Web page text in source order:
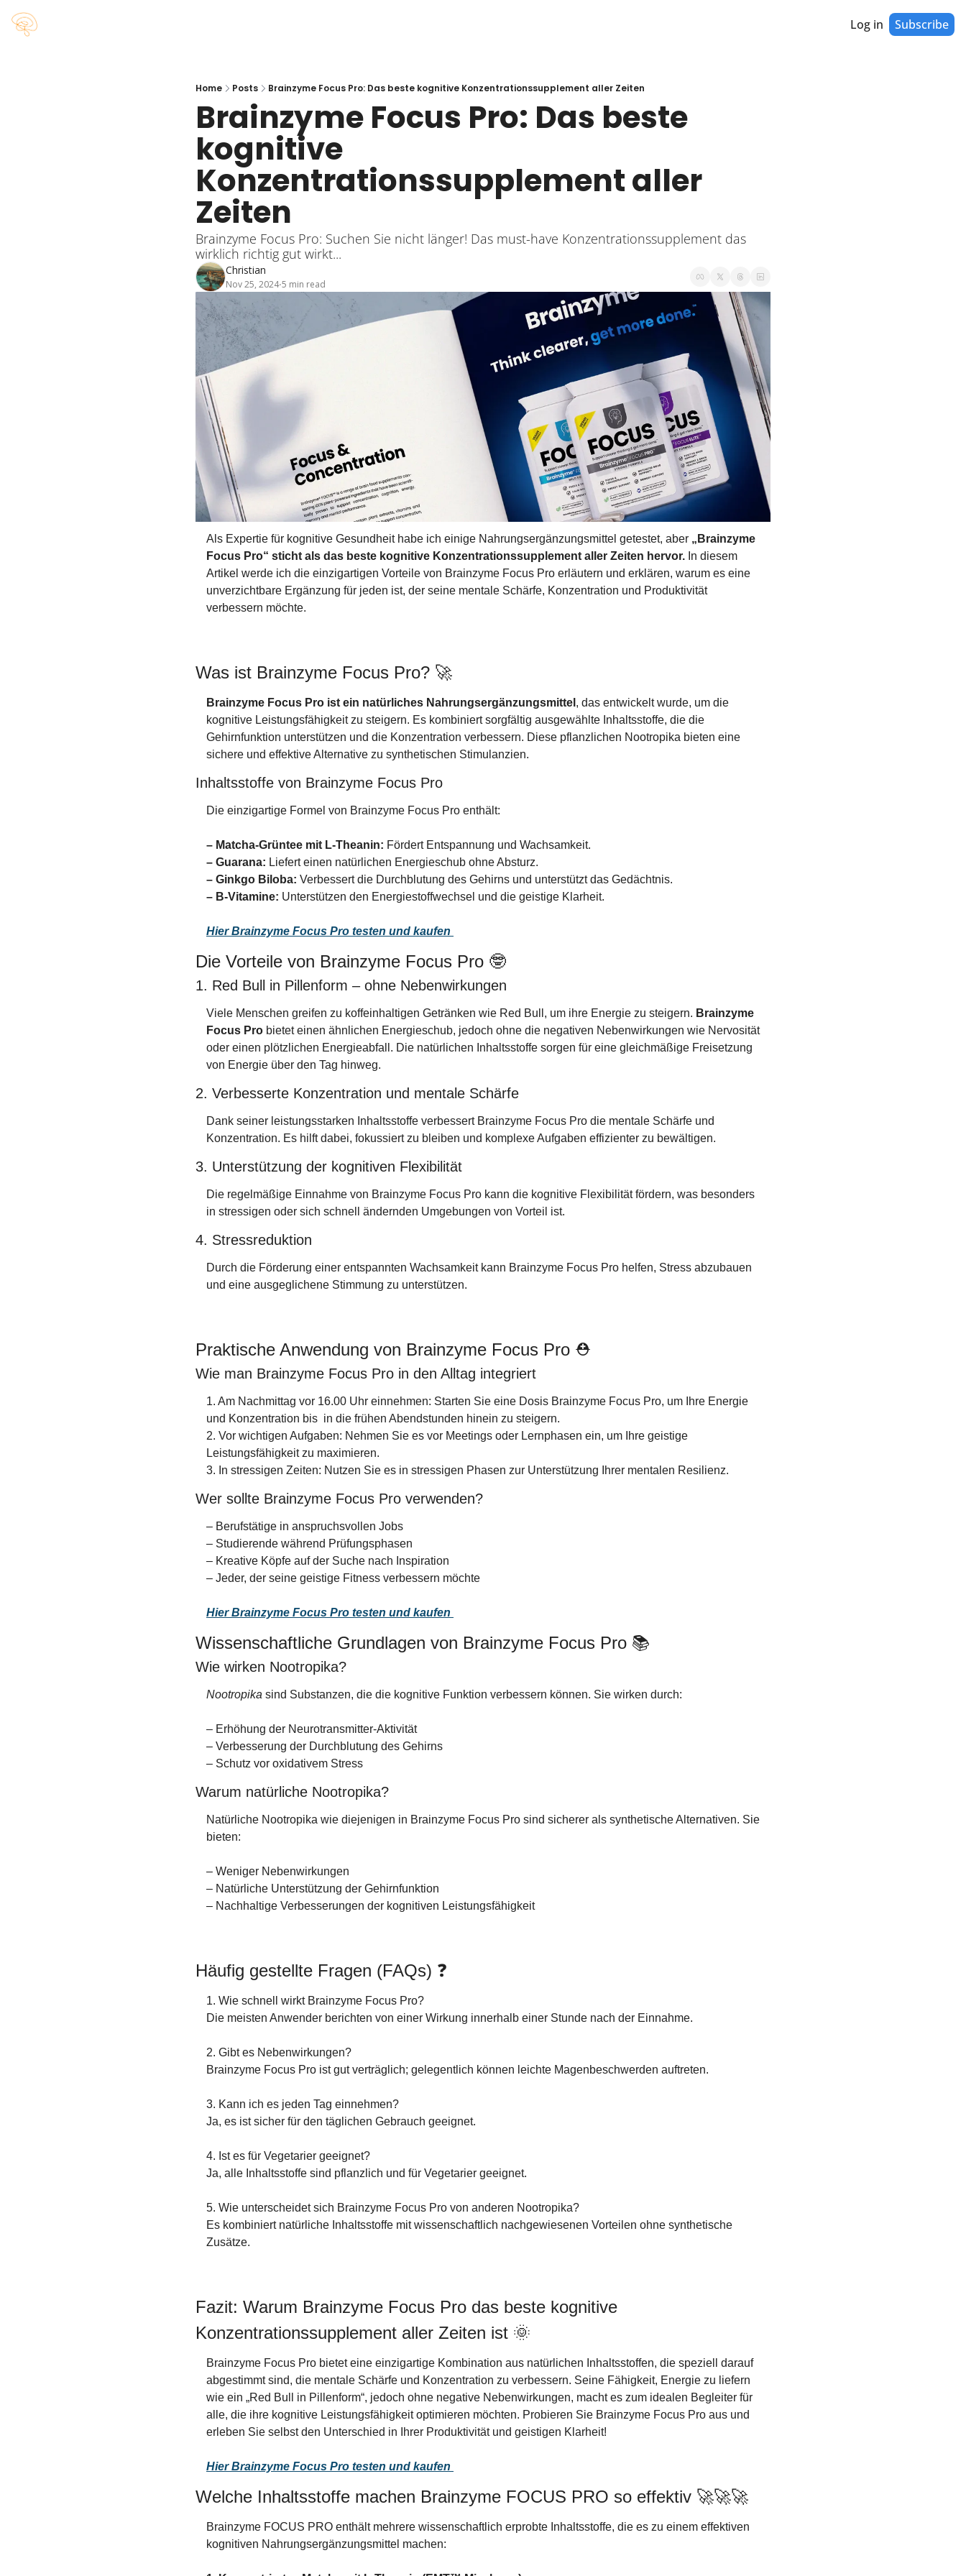
Log in Subscribe
Home Posts Brainzyme Focus Pro: Das beste kognitive Konzentrationssupplement aller Zeiten
Brainzyme Focus Pro: Das beste
kognitive
Konzentrationssupplement aller
Zeiten
Brainzyme Focus Pro: Suchen Sie nicht länger! Das must-have Konzentrationssupplement das
wirklich richtig gut wirkt...
Christian
Nov 25, 2024•5 min read
Als Expertie für kognitive Gesundheit habe ich einige Nahrungsergänzungsmittel getestet, aber „Brainzyme
Focus Pro“ sticht als das beste kognitive Konzentrationssupplement aller Zeiten hervor. In diesem
Artikel werde ich die einzigartigen Vorteile von Brainzyme Focus Pro erläutern und erklären, warum es eine
unverzichtbare Ergänzung für jeden ist, der seine mentale Schärfe, Konzentration und Produktivität
verbessern möchte.
Was ist Brainzyme Focus Pro? 🚀
Brainzyme Focus Pro ist ein natürliches Nahrungsergänzungsmittel , das entwickelt wurde, um die
kognitive Leistungsfähigkeit zu steigern. Es kombiniert sorgfältig ausgewählte Inhaltsstoffe, die die
Gehirnfunktion unterstützen und die Konzentration verbessern. Diese pflanzlichen Nootropika bieten eine
sichere und effektive Alternative zu synthetischen Stimulanzien.
Inhaltsstoffe von Brainzyme Focus Pro
Die einzigartige Formel von Brainzyme Focus Pro enthält:
– Matcha-Grüntee mit L-Theanin: Fördert Entspannung und Wachsamkeit.
– Guarana: Liefert einen natürlichen Energieschub ohne Absturz.
– Ginkgo Biloba: Verbessert die Durchblutung des Gehirns und unterstützt das Gedächtnis.
– B-Vitamine: Unterstützen den Energiestoffwechsel und die geistige Klarheit.
Hier Brainzyme Focus Pro testen und kaufen
Die Vorteile von Brainzyme Focus Pro 🤓
1. Red Bull in Pillenform – ohne Nebenwirkungen
Viele Menschen greifen zu koffeinhaltigen Getränken wie Red Bull, um ihre Energie zu steigern. Brainzyme
Focus Pro bietet einen ähnlichen Energieschub, jedoch ohne die negativen Nebenwirkungen wie Nervosität
oder einen plötzlichen Energieabfall. Die natürlichen Inhaltsstoffe sorgen für eine gleichmäßige Freisetzung
von Energie über den Tag hinweg.
2. Verbesserte Konzentration und mentale Schärfe
Dank seiner leistungsstarken Inhaltsstoffe verbessert Brainzyme Focus Pro die mentale Schärfe und
Konzentration. Es hilft dabei, fokussiert zu bleiben und komplexe Aufgaben effizienter zu bewältigen.
3. Unterstützung der kognitiven Flexibilität
Die regelmäßige Einnahme von Brainzyme Focus Pro kann die kognitive Flexibilität fördern, was besonders
in stressigen oder sich schnell ändernden Umgebungen von Vorteil ist.
4. Stressreduktion
Durch die Förderung einer entspannten Wachsamkeit kann Brainzyme Focus Pro helfen, Stress abzubauen
und eine ausgeglichene Stimmung zu unterstützen.
Praktische Anwendung von Brainzyme Focus Pro ⛑️
Wie man Brainzyme Focus Pro in den Alltag integriert
1. Am Nachmittag vor 16.00 Uhr einnehmen: Starten Sie eine Dosis Brainzyme Focus Pro, um Ihre Energie
und Konzentration bis  in die frühen Abendstunden hinein zu steigern.
2. Vor wichtigen Aufgaben: Nehmen Sie es vor Meetings oder Lernphasen ein, um Ihre geistige
Leistungsfähigkeit zu maximieren.
3. In stressigen Zeiten: Nutzen Sie es in stressigen Phasen zur Unterstützung Ihrer mentalen Resilienz.
Wer sollte Brainzyme Focus Pro verwenden?
– Berufstätige in anspruchsvollen Jobs
– Studierende während Prüfungsphasen
– Kreative Köpfe auf der Suche nach Inspiration
– Jeder, der seine geistige Fitness verbessern möchte
Hier Brainzyme Focus Pro testen und kaufen
Wissenschaftliche Grundlagen von Brainzyme Focus Pro 📚
Wie wirken Nootropika?
Nootropika sind Substanzen, die die kognitive Funktion verbessern können. Sie wirken durch:
– Erhöhung der Neurotransmitter-Aktivität
– Verbesserung der Durchblutung des Gehirns
– Schutz vor oxidativem Stress
Warum natürliche Nootropika?
Natürliche Nootropika wie diejenigen in Brainzyme Focus Pro sind sicherer als synthetische Alternativen. Sie
bieten:
– Weniger Nebenwirkungen
– Natürliche Unterstützung der Gehirnfunktion
– Nachhaltige Verbesserungen der kognitiven Leistungsfähigkeit
Häufig gestellte Fragen (FAQs) ❓
1. Wie schnell wirkt Brainzyme Focus Pro?
Die meisten Anwender berichten von einer Wirkung innerhalb einer Stunde nach der Einnahme.
2. Gibt es Nebenwirkungen?
Brainzyme Focus Pro ist gut verträglich; gelegentlich können leichte Magenbeschwerden auftreten.
3. Kann ich es jeden Tag einnehmen?
Ja, es ist sicher für den täglichen Gebrauch geeignet.
4. Ist es für Vegetarier geeignet?
Ja, alle Inhaltsstoffe sind pflanzlich und für Vegetarier geeignet.
5. Wie unterscheidet sich Brainzyme Focus Pro von anderen Nootropika?
Es kombiniert natürliche Inhaltsstoffe mit wissenschaftlich nachgewiesenen Vorteilen ohne synthetische
Zusätze.
Fazit: Warum Brainzyme Focus Pro das beste kognitive
Konzentrationssupplement aller Zeiten ist 🌞
Brainzyme Focus Pro bietet eine einzigartige Kombination aus natürlichen Inhaltsstoffen, die speziell darauf
abgestimmt sind, die mentale Schärfe und Konzentration zu verbessern. Seine Fähigkeit, Energie zu liefern
wie ein „Red Bull in Pillenform“, jedoch ohne negative Nebenwirkungen, macht es zum idealen Begleiter für
alle, die ihre kognitive Leistungsfähigkeit optimieren möchten. Probieren Sie Brainzyme Focus Pro aus und
erleben Sie selbst den Unterschied in Ihrer Produktivität und geistigen Klarheit!
Hier Brainzyme Focus Pro testen und kaufen
Welche Inhaltsstoffe machen Brainzyme FOCUS PRO so effektiv 🚀🚀🚀
Brainzyme FOCUS PRO enthält mehrere wissenschaftlich erprobte Inhaltsstoffe, die es zu einem effektiven
kognitiven Nahrungsergänzungsmittel machen: